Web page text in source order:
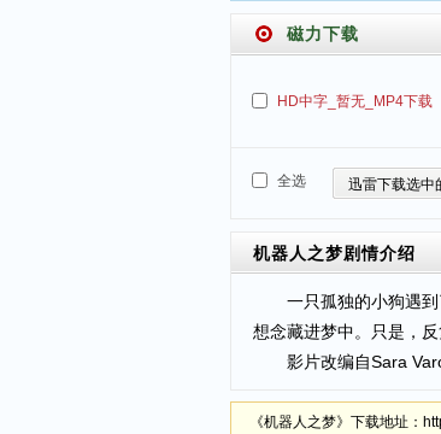
磁力下载
HD中字_暂无_MP4下载
全选 迅雷下载选中
机器人之梦剧情介绍
一只孤独的小狗遇到
想念藏进梦中。只是，
影片改编自Sara
《机器人之梦》下载地址：